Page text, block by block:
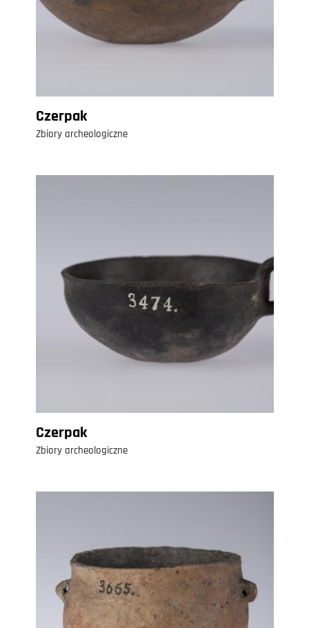
Czerpak
Zbiory archeologiczne
Czerpak
Zbiory archeologiczne